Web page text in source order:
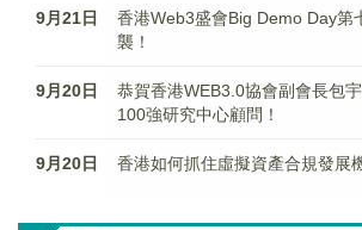
9月21日
香港Web3盛會Big Demo Day第
襲！
9月20日
恭賀香港WEB3.0協會副會長包
100強研究中心顧問！
9月20日 香港如何抓住虛擬資產合規發展